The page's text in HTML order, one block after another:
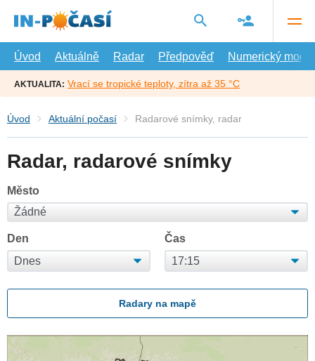
hlavní
Úvod
Aktuálně Radar Předpověď Numerický model
AKTUALITA: Vrací se tropické teploty, zítra až 35 °C
Úvod Aktuální počasí Radarové snímky, radar
Radar, radarové snímky
Město
Den Čas
Radary na mapě